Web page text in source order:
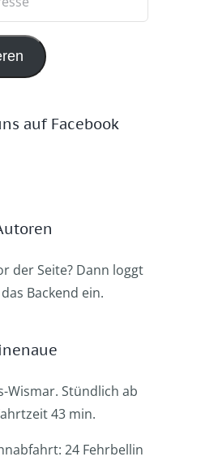
auf Facebook
der Seite? Dann loggt
Backend ein.
Wismar. Stündlich ab
43 min.
24 Fehrbellin